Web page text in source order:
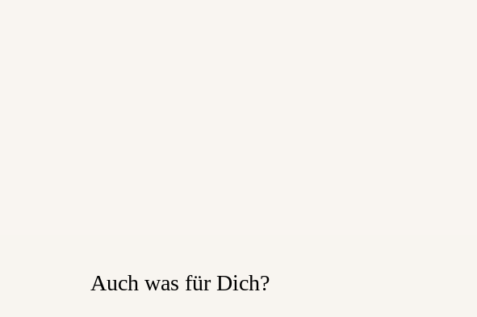
Auch was für Dich?